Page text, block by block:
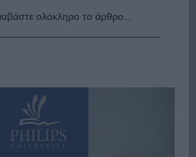
ολόκληρο το άρθρο...